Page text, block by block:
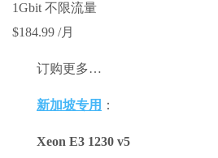
1Gbit 不限流量
$184.99 /月
订购更多…
新加坡专用 ：
Xeon E3 1230 v5